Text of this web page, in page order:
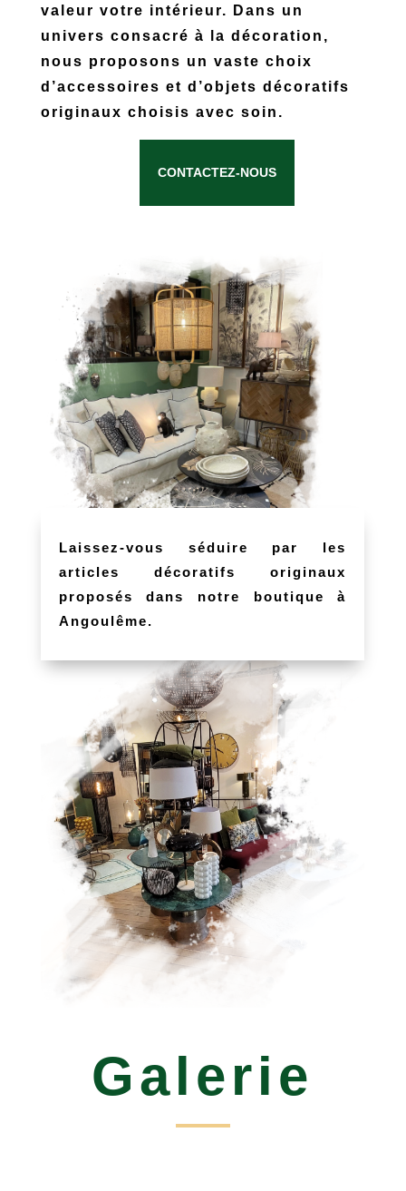
valeur votre intérieur. Dans un
univers consacré à la décoration,
nous proposons un vaste choix
d’accessoires et d’objets décoratifs
originaux choisis avec soin.
CONTACTEZ-NOUS
Laissez-vous séduire par les
articles décoratifs originaux
proposés dans notre boutique à
Angoulême.
Galerie